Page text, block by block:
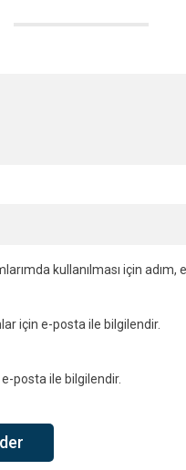
kullanılması için
için e-posta ile bilgilendir.
posta ile bilgilendir.